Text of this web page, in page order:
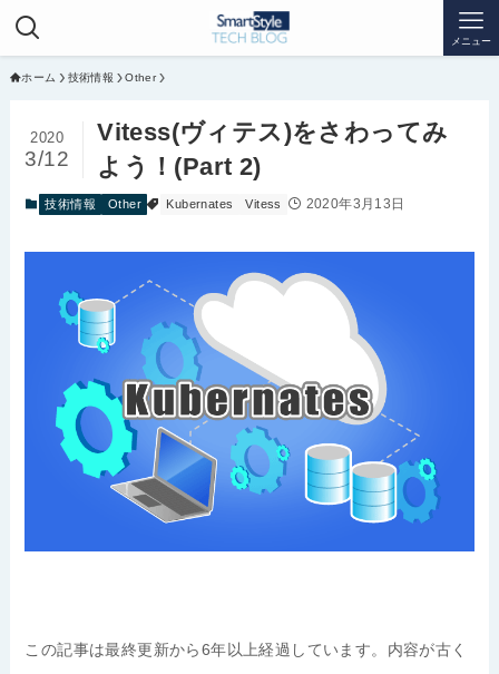
メニュー
ホーム 技術情報 Other
Vitess(ヴィテス)をさわってみ
よう！(Part 2)
2020
3/12
技術情報 Other Kubernates Vitess 2020年3月13日
この記事は最終更新から6年以上経過しています。内容が古く